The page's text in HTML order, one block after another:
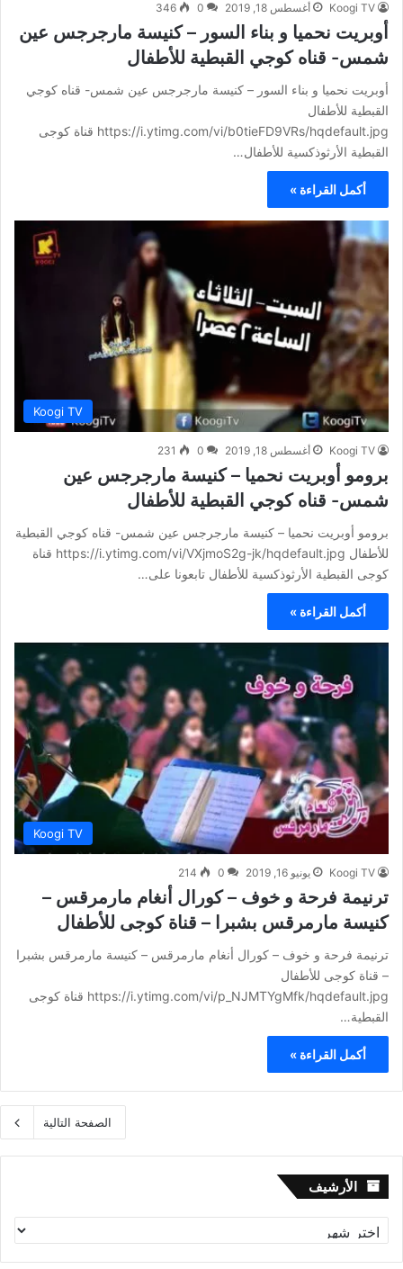
Koogi TV أغسطس 18, 2019 0
346
أوبريت نحميا و بناء السور – كنيسة مارجرجس عين
شمس- قناه كوجي القبطية للأطفال
أوبريت نحميا و بناء السور – كنيسة مارجرجس عين شمس- قناه كوجي
القبطية للأطفال
https://i.ytimg.com/vi/b0tieFD9VRs/hqdefault.jpg قناة كوجى
القبطية الأرثوذكسية للأطفال…
أكمل القراءة »
Koogi TV
Koogi TV أغسطس 18, 2019 0
231
برومو أوبريت نحميا – كنيسة مارجرجس عين
شمس- قناه كوجي القبطية للأطفال
برومو أوبريت نحميا – كنيسة مارجرجس عين شمس- قناه كوجي القبطية
للأطفال https://i.ytimg.com/vi/VXjmoS2g-jk/hqdefault.jpg قناة
كوجى القبطية الأرثوذكسية للأطفال تابعونا على…
أكمل القراءة »
Koogi TV
Koogi TV يونيو 16, 2019 0
214
ترنيمة فرحة و خوف – كورال أنغام مارمرقس –
كنيسة مارمرقس بشبرا – قناة كوجى للأطفال
ترنيمة فرحة و خوف – كورال أنغام مارمرقس – كنيسة مارمرقس بشبرا
– قناة كوجى للأطفال
https://i.ytimg.com/vi/p_NJMTYgMfk/hqdefault.jpg قناة كوجى
القبطية…
أكمل القراءة »
الصفحة التالية
الأرشيف الأرشيف